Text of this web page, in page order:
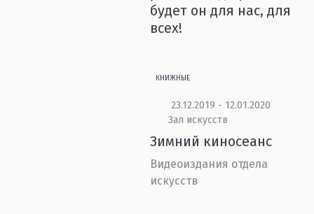
будет он для нас, для
всех!
КНИЖНЫЕ
23.12.2019 - 12.01.2020
Зал искусств
Зимний киносеанс
Видеоиздания отдела
искусств